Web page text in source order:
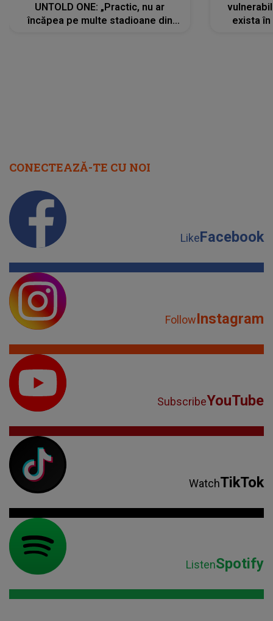
UNTOLD ONE: „Practic, nu ar
încăpea pe multe stadioane din
exista
CONECTEAZĂ-TE CU NOI
LikeFacebook
FollowInstagram
SubscribeYouTube
WatchTikTok
ListenSpotify